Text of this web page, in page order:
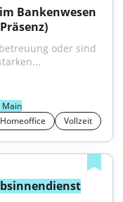
Bankenwesen
oder sind
Main
Homeoffice
Vollzeit